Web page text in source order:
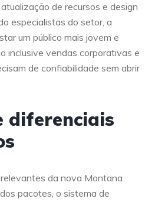
de recursos e design
especialistas do setor, a
um público mais jovem e
inclusive vendas corporativas e
de confiabilidade sem abrir
diferenciais
da nova Montana
pacotes, o sistema de